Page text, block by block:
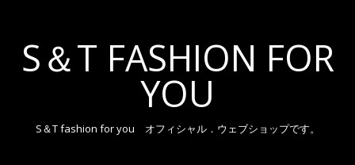
S＆T FASHION FOR
YOU
S＆T fashion for you オフィシャル．ウェブショップです。